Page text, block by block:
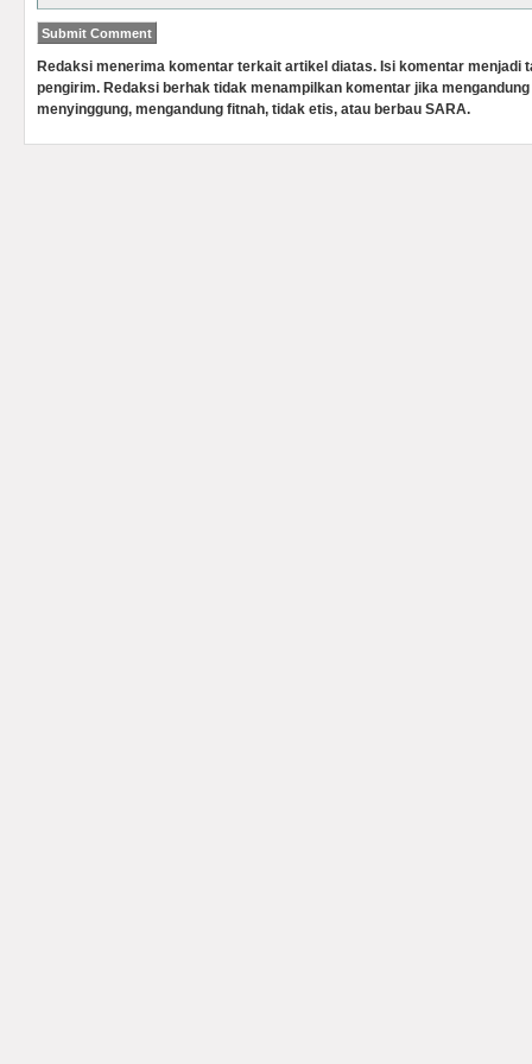
Redaksi menerima komentar terkait artikel diatas. Isi komentar menjadi
pengirim. Redaksi berhak tidak menampilkan komentar jika
menyinggung, mengandung fitnah, tidak etis, atau berbau SARA.